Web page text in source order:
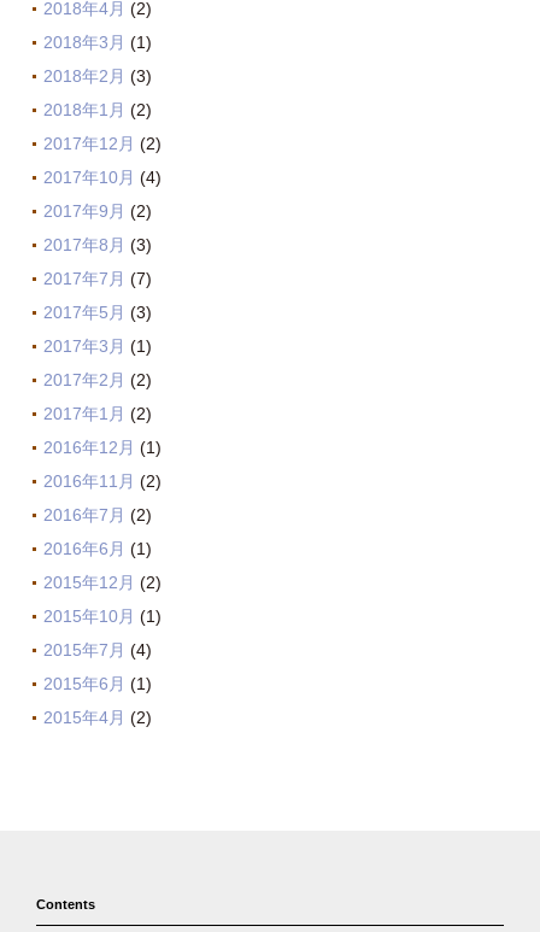
2018年4月 (2)
2018年3月 (1)
2018年2月 (3)
2018年1月 (2)
2017年12月 (2)
2017年10月 (4)
2017年9月 (2)
2017年8月 (3)
2017年7月 (7)
2017年5月 (3)
2017年3月 (1)
2017年2月 (2)
2017年1月 (2)
2016年12月 (1)
2016年11月 (2)
2016年7月 (2)
2016年6月 (1)
2015年12月 (2)
2015年10月 (1)
2015年7月 (4)
2015年6月 (1)
2015年4月 (2)
Contents